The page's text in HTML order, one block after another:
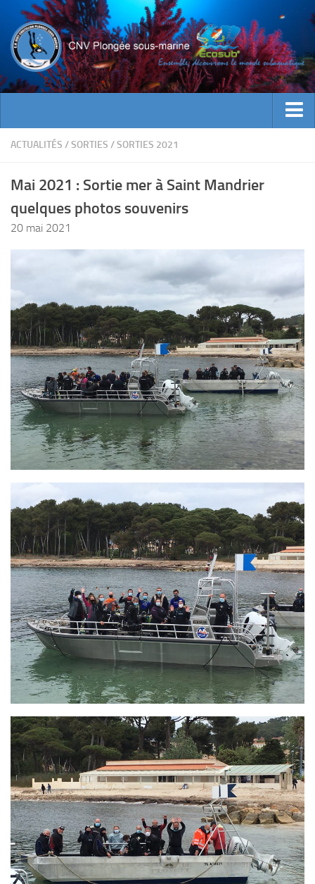
ACTUALITES
INFOS CNV
Bienvenue
Historique
Plouf
ECOLE DE PLONGEE
Formations
Jeune plongeur
Plongeur N1
Plongeur N2
Maintien des acquis
Guide de palanquée N4
Initiateur
Moniteur Fédéral
Organisation
Responsables
Fosse
Sorties techniques
APNEE
SORTIES
Sorties 2026
Sorties 2025
Sorties 2024
Sorties 2023
Sorties 2022
Sorties 2021
Sorties 2020
ACTUALITÉS /SORTIES /SORTIES 2021
Mai 2021 : Sortie mer à Saint Mandrier
quelques photos souvenirs
20 mai 2021